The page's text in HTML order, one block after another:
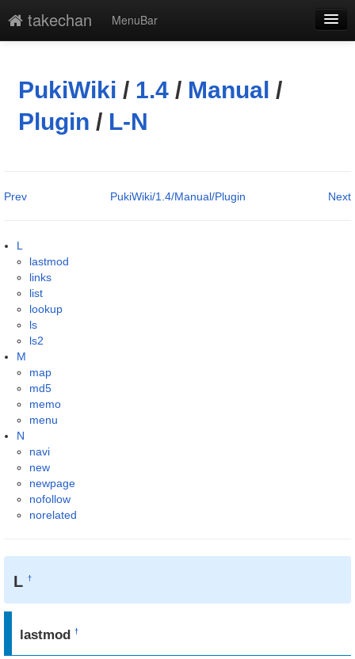
takechan
MenuBar
添付
凍結解除
PukiWiki / 1.4 / Manual /
Plugin / L-N
Prev Next
PukiWiki/1.4/Manual/Plugin
L
lastmod
links
list
lookup
ls
ls2
M
map
md5
memo
menu
N
navi
new
newpage
nofollow
norelated
L†
lastmod†